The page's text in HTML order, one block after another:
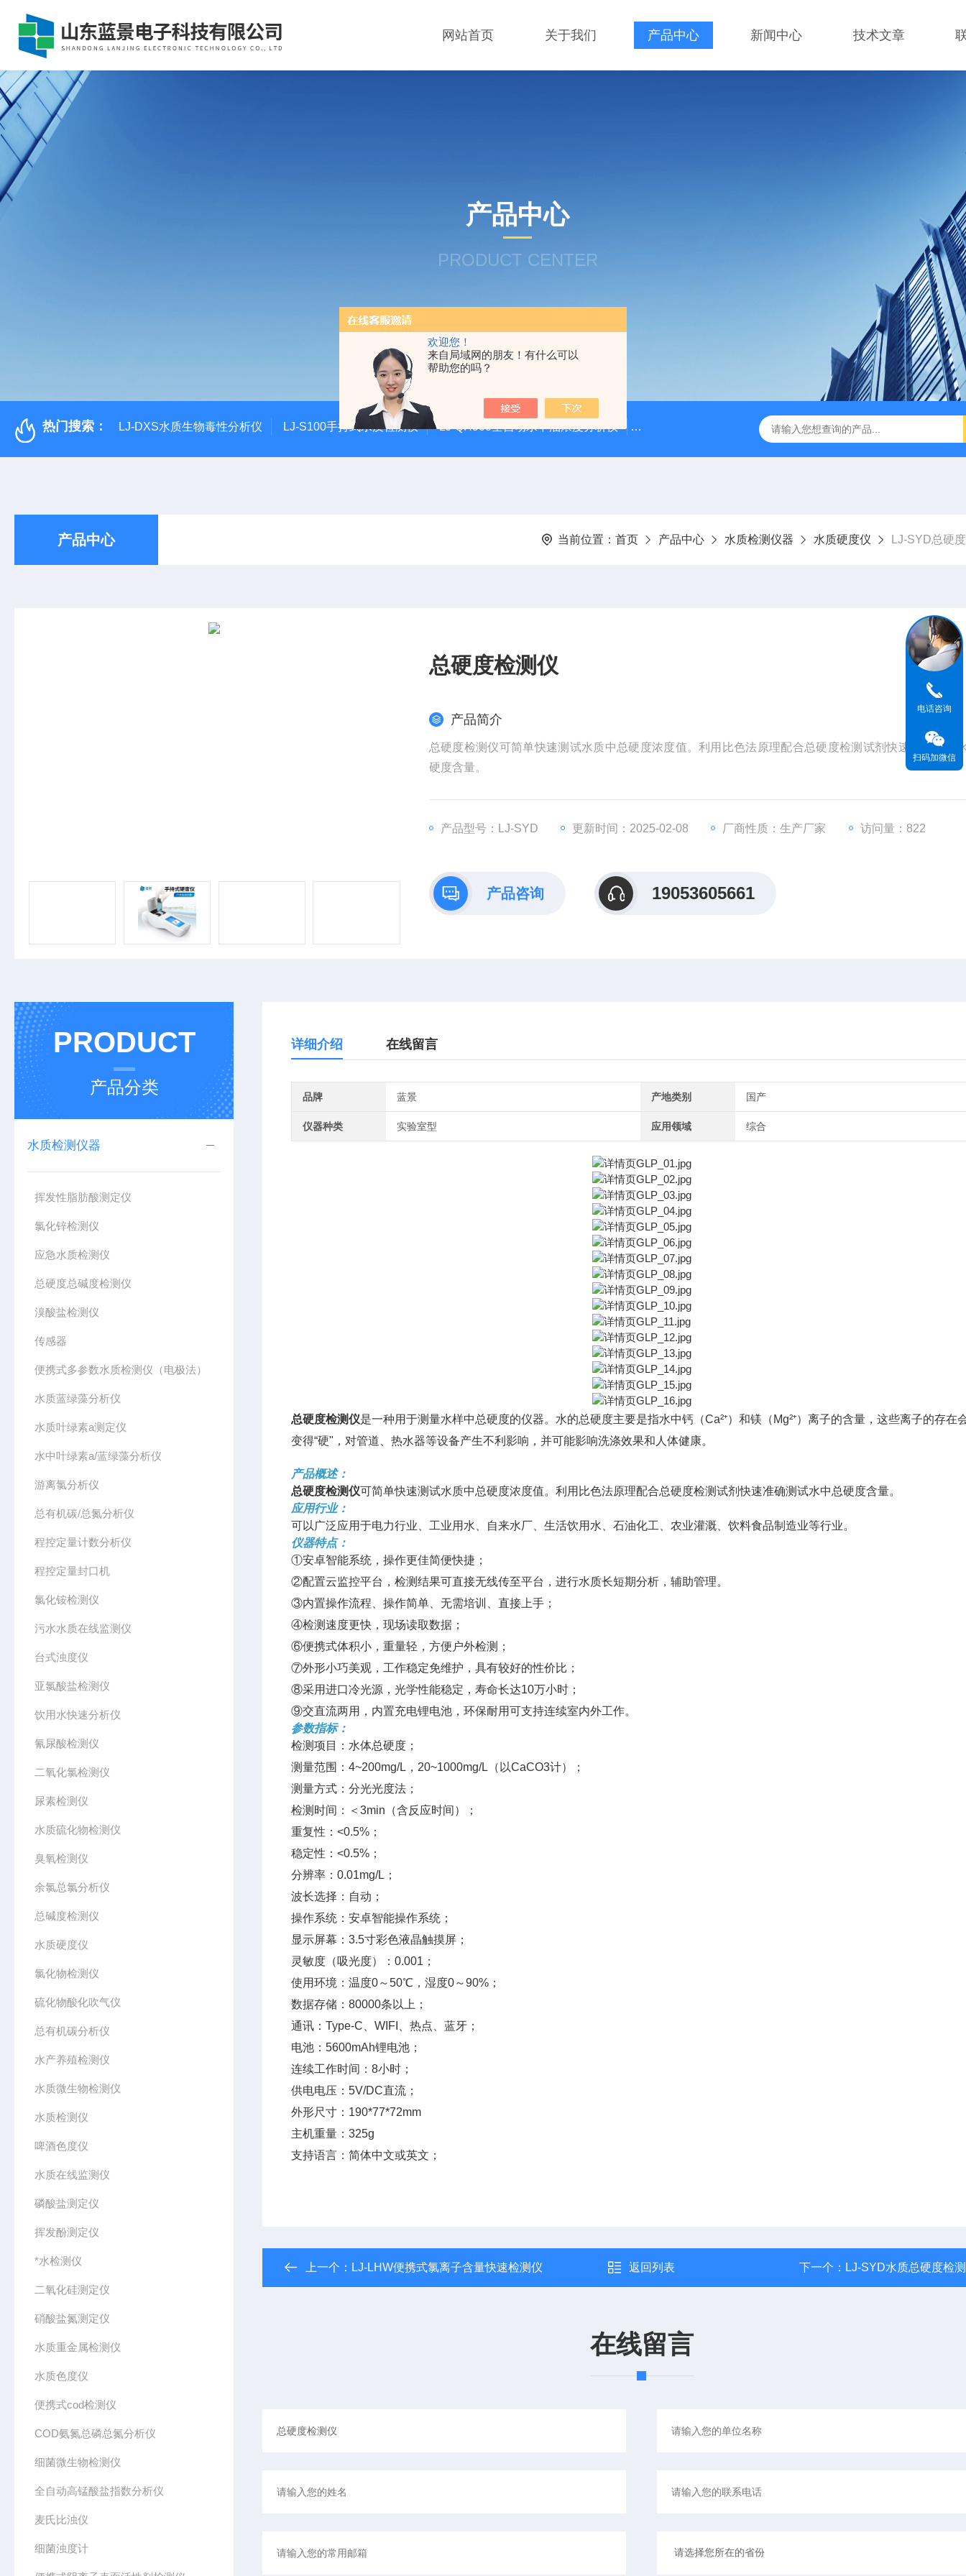
欢迎您！
来自局域网的朋友！有什么可以
帮助您的吗？
网站首页 关于我们 产品中心 新闻中心 技术文章
产品中心
PRODUCT CENTER
热门搜索： LJ-DXS水质生物毒性分析仪 LJ-S100手持式水质检测仪 LJ-QH900全自动水中油浓度分析仪 LJ-HC500水中油浓度分析仪 LJ-S104手持式水质总磷总氮检
产品中心 当前位置： 首页 产品中心 水质检测仪器 水质硬度仪 LJ-SYD总硬
总硬度检测仪
产品简介
总硬度检测仪可简单快速测试水质中总硬度浓度值。利用比色法原理配合总硬度检测试剂快速准确测试
硬度含量。
产品型号：LJ-SYD 更新时间：2025-02-08 厂商性质：生产厂家 访问量：822
产品咨询 19053605661
PRODUCT
产品分类
水质检测仪器
挥发性脂肪酸测定仪
氯化锌检测仪
应急水质检测仪
总硬度总碱度检测仪
溴酸盐检测仪
传感器
便携式多参数水质检测仪（电极法）
水质蓝绿藻分析仪
水质叶绿素a测定仪
水中叶绿素a/蓝绿藻分析仪
游离氯分析仪
总有机碳/总氮分析仪
程控定量计数分析仪
程控定量封口机
氯化铵检测仪
污水水质在线监测仪
台式浊度仪
亚氯酸盐检测仪
饮用水快速分析仪
氰尿酸检测仪
二氧化氯检测仪
尿素检测仪
水质硫化物检测仪
臭氧检测仪
余氯总氯分析仪
总碱度检测仪
水质硬度仪
氯化物检测仪
硫化物酸化吹气仪
总有机碳分析仪
水产养殖检测仪
水质微生物检测仪
水质检测仪
啤酒色度仪
水质在线监测仪
磷酸盐测定仪
挥发酚测定仪
*水检测仪
二氧化硅测定仪
硝酸盐氮测定仪
水质重金属检测仪
水质色度仪
便携式cod检测仪
COD氨氮总磷总氮分析仪
细菌微生物检测仪
全自动高锰酸盐指数分析仪
麦氏比浊仪
细菌浊度计
详细介绍 在线留言
品牌 蓝景 产地类别 国产
仪器种类 实验室型 应用领域 综合
总硬度检测仪是一种用于测量水样中总硬度的仪器。水的总硬度主要是指水中钙（Ca²⁺）和镁（Mg²⁺）离子的含量，这些离子的存在
变得“硬"，对管道、热水器等设备产生不利影响，并可能影响洗涤效果和人体健康。
产品概述：
总硬度检测仪可简单快速测试水质中总硬度浓度值。利用比色法原理配合总硬度检测试剂快速准确测试水中总硬度含量。
应用行业：
可以广泛应用于电力行业、工业用水、自来水厂、生活饮用水、石油化工、农业灌溉、饮料食品制造业等行业。
仪器特点：
①安卓智能系统，操作更佳简便快捷；
②配置云监控平台，检测结果可直接无线传至平台，进行水质长短期分析，辅助管理。
③内置操作流程、操作简单、无需培训、直接上手；
④检测速度更快，现场读取数据；
⑥便携式体积小，重量轻，方便户外检测；
⑦外形小巧美观，工作稳定免维护，具有较好的性价比；
⑧采用进口冷光源，光学性能稳定，寿命长达10万小时；
⑨交直流两用，内置充电锂电池，环保耐用可支持连续室内外工作。
参数指标：
检测项目：水体总硬度；
测量范围：4~200mg/L，20~1000mg/L（以CaCO3计）；
测量方式：分光光度法；
检测时间：＜3min（含反应时间）；
重复性：<0.5%；
稳定性：<0.5%；
分辨率：0.01mg/L；
波长选择：自动；
操作系统：安卓智能操作系统；
显示屏幕：3.5寸彩色液晶触摸屏；
灵敏度（吸光度）：0.001；
使用环境：温度0～50℃，湿度0～90%；
数据存储：80000条以上；
通讯：Type-C、WIFI、热点、蓝牙；
电池：5600mAh锂电池；
连续工作时间：8小时；
供电电压：5V/DC直流；
外形尺寸：190*77*72mm
主机重量：325g
支持语言：简体中文或英文；
上一个： LJ-LHW便携式氯离子含量快速检测仪 返回列表 下一个： LJ-SYD水质总硬度检
在线留言
电话咨询
扫码加微信